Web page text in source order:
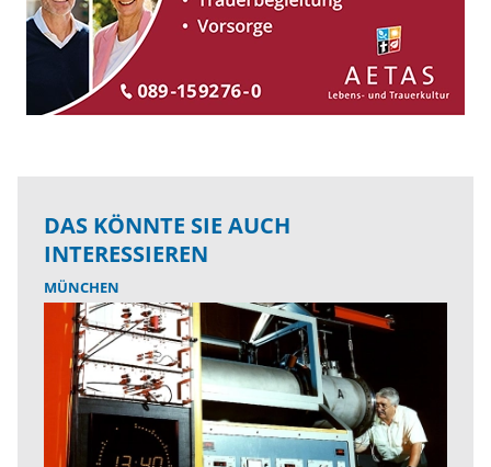
DAS KÖNNTE SIE AUCH
INTERESSIEREN
MÜNCHEN